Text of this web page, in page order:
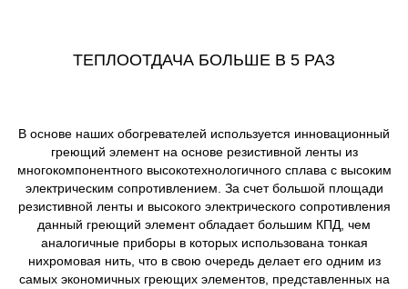
ТЕПЛООТДАЧА БОЛЬШЕ В 5 РАЗ
В основе наших обогревателей используется инновационный
греющий элемент на основе резистивной ленты из
многокомпонентного высокотехнологичного сплава с высоким
электрическим сопротивлением. За счет большой площади
резистивной ленты и высокого электрического сопротивления
данный греющий элемент обладает большим КПД, чем
аналогичные приборы в которых использована тонкая
нихромовая нить, что в свою очередь делает его одним из
самых экономичных греющих элементов, представленных на